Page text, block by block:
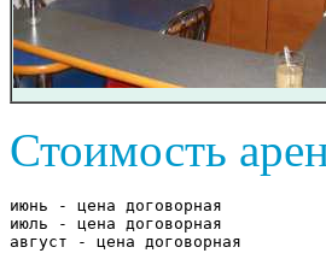
Стоимость
июнь - цена договорная
июль - цена договорная
август - цена договорная